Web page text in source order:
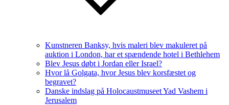
Kunstneren Banksy, hvis maleri blev makuleret på
auktion i London, har et spændende hotel i Bethlehem
Blev Jesus døbt i Jordan eller Israel?
Hvor lå Golgata, hvor Jesus blev korsfæstet og
begravet?
Danske indslag på Holocaustmuseet Yad Vashem i
Jerusalem